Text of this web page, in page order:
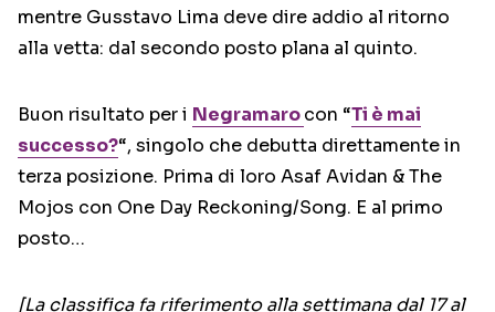
mentre Gusstavo Lima deve dire addio al ritorno
alla vetta: dal secondo posto plana al quinto.
Buon risultato per i Negramarocon “Ti è mai
successo?“, singolo che debutta direttamente in
terza posizione. Prima di loro Asaf Avidan & The
Mojos con One Day Reckoning/Song. E al primo
posto…
[La classifica fa riferimento alla settimana dal 17 al